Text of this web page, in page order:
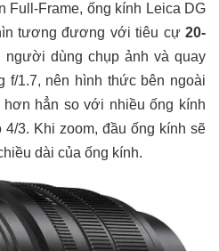
Full-Frame, ống kính Leica DG
tương đương với tiêu cự 20-
người dùng chụp ảnh và quay
f/1.7, nên hình thức bên ngoài
hẳn so với nhiều ống kính
4/3. Khi zoom, đầu ống kính sẽ
dài của ống kính.